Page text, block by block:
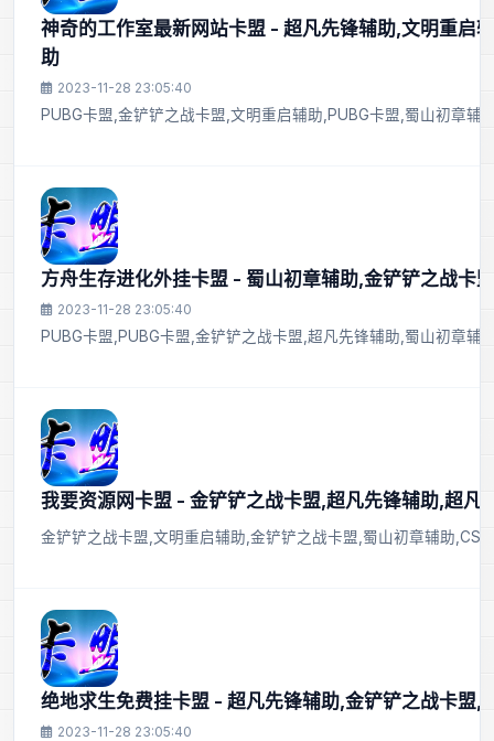
神奇的工作室最新网站卡盟 - 超凡先锋辅助,文明重启
助
2023-11-28 23:05:40
PUBG卡盟,金铲铲之战卡盟,文明重启辅助,PUBG卡盟,蜀山初章辅
方舟生存进化外挂卡盟 - 蜀山初章辅助,金铲铲之战卡
2023-11-28 23:05:40
PUBG卡盟,PUBG卡盟,金铲铲之战卡盟,超凡先锋辅助,蜀山初章辅
我要资源网卡盟 - 金铲铲之战卡盟,超凡先锋辅助,超凡
金铲铲之战卡盟,文明重启辅助,金铲铲之战卡盟,蜀山初章辅助
绝地求生免费挂卡盟 - 超凡先锋辅助,金铲铲之战卡盟,
2023-11-28 23:05:40